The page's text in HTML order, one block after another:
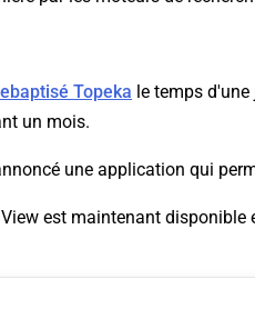
Topeka le temps
un mois.
une application qui
est maintenant disponible